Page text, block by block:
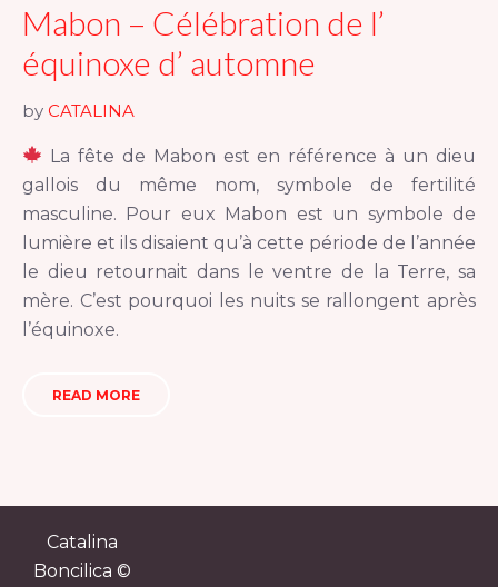
Mabon – Célébration de l’
équinoxe d’ automne
by CATALINA
La fête de Mabon est en référence à un dieu
gallois du même nom, symbole de fertilité
masculine. Pour eux Mabon est un symbole de
lumière et ils disaient qu’à cette période de l’année
le dieu retournait dans le ventre de la Terre, sa
mère. C’est pourquoi les nuits se rallongent après
l’équinoxe.
READ MORE
Catalina
Boncilica ©